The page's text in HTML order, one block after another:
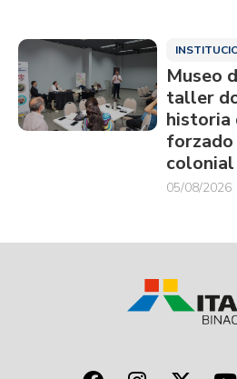
Museo
taller
historia
forzado
colonial
05/08/2026